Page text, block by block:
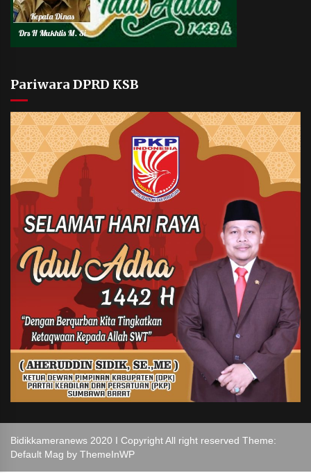
Pariwara DPRD KSB
Bidikkameranews 2020 I Copyright All right reserved Theme:
Default Mag by ThemeInWP